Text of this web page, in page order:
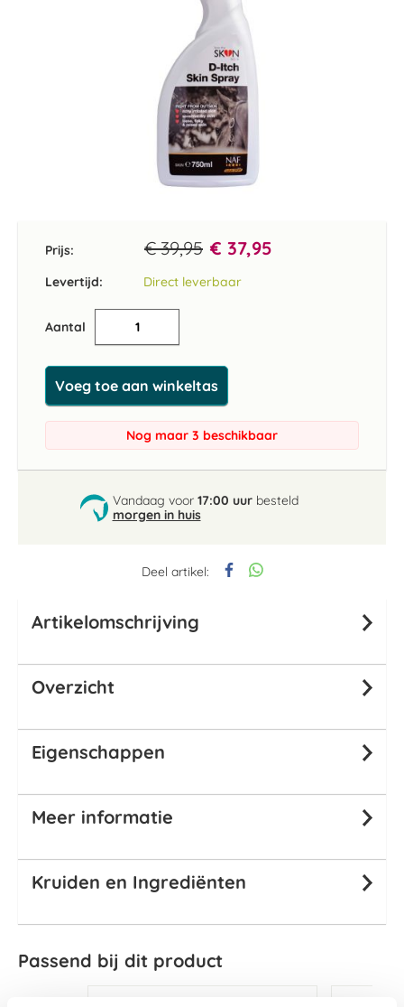
Deel artikel:
Prijs: € 39,95 € 37,95
Levertijd: Direct leverbaar
Aantal
Voeg toe aan winkeltas
Nog maar 3 beschikbaar
Vandaag voor 17:00 uurbesteld
morgen in huis
begin
afbeeldingen-
gallerij
Artikelomschrijving
Overzicht
Eigenschappen
Meer informatie
Kruiden en Ingrediënten
Passend bij dit product